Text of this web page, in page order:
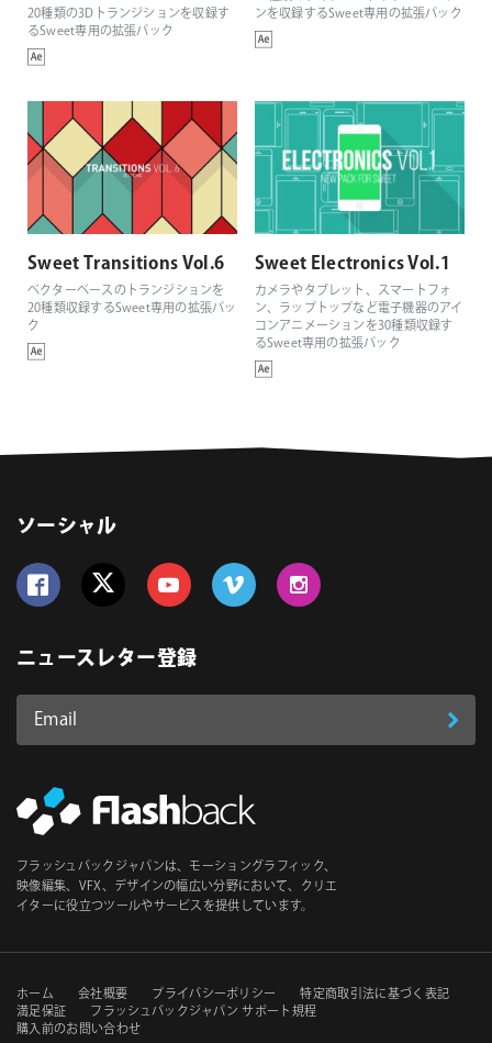
20種類の3Dトランジションを収録す
るSweet専用の拡張パック
ンを収録するSweet専用の拡張パック
Sweet Transitions Vol.6
ベクターベースのトランジションを
20種類収録するSweet専用の拡張パッ
ク
Sweet Electronics Vol.1
カメラやタブレット、スマートフォ
ン、ラップトップなど電子機器のアイ
コンアニメーションを30種類収録す
るSweet専用の拡張パック
ソーシャル
ニュースレター登録
Email
ス
必
須
登
フラッシュバックジャパンは、モーショングラフィック、
映像編集、VFX、デザインの幅広い分野において、クリエ
イターに役立つツールやサービスを提供しています。
セ
ホーム 会社概要 プライバシーポリシー
特定商取引法に基づく表記
満足保証
フラッシュバックジャパン サポート規程
購入前のお問い合わせ